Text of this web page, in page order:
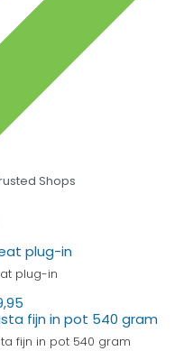
Shops
plug-in
fijn in pot 540 gram